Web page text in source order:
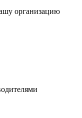
организацию